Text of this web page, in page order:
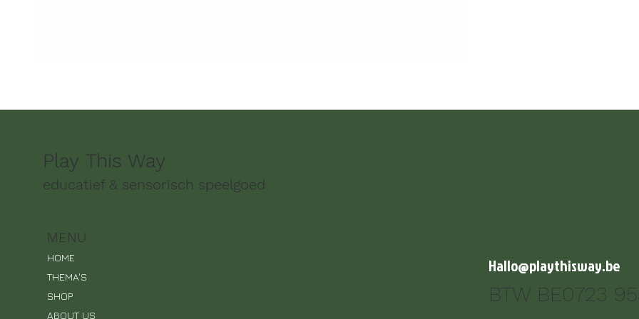
Play This Way
educatief & sensorisch speelgoed
MENU
HOME
THEMA'S
SHOP
ABOUT US
Hallo@playthisway.be
BTW BE0723